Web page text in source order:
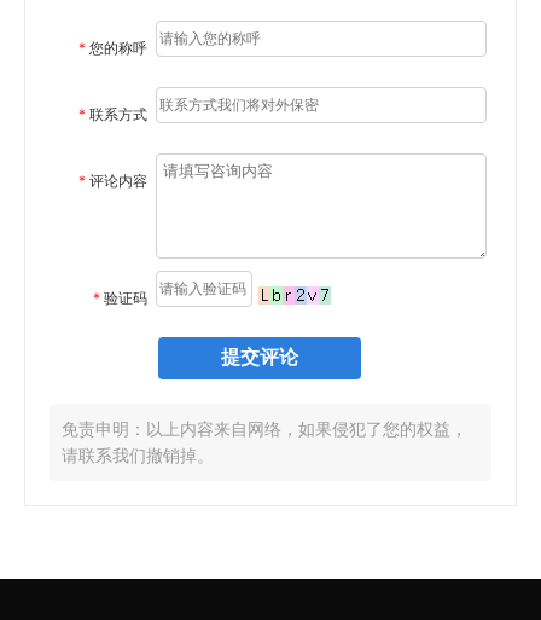
* 您的称呼
* 联系方式
* 评论内容
* 验证码
免责申明：以上内容来自网络，如果侵犯了您的权益，
请联系我们撤销掉。